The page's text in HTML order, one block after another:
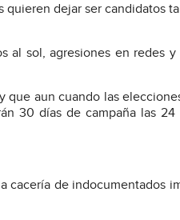
dejar ser candidatos
al sol, agresiones en redes
que aun cuando las
30 días de campaña las
cacería de indocumentados